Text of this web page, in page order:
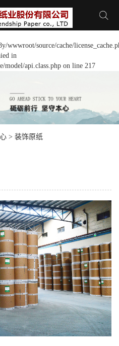
wwwroot/source/cache/
in
model/api.class.php on line 217
> 装饰原纸